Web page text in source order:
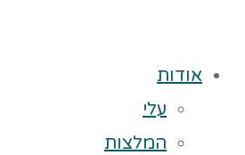
אודות
עלי
המלצות